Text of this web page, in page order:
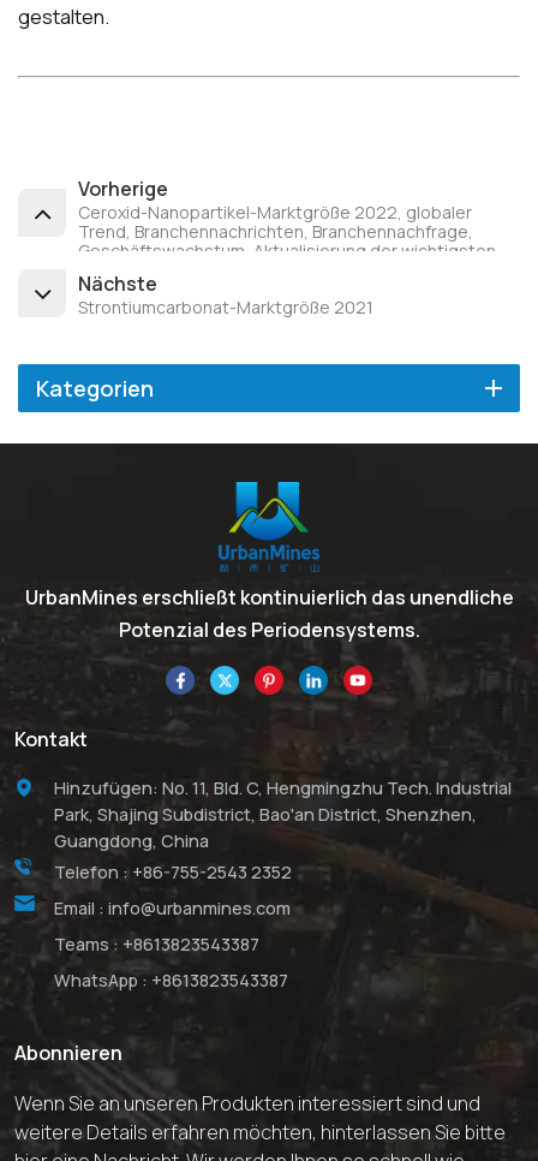
gestalten.
Vorherige
Ceroxid-Nanopartikel-Marktgröße 2022, globaler
Trend, Branchennachrichten, Branchennachfrage,
Geschäftswachstum, Aktualisierung der wichtigsten
Forschungsmethodik nach Prognose bis 2027
Nächste
Strontiumcarbonat-Marktgröße 2021
Kategorien
UrbanMines erschließt kontinuierlich das unendliche
Potenzial des Periodensystems.
Kontakt
Hinzufügen: No. 11, Bld. C, Hengmingzhu Tech. Industrial
Park, Shajing Subdistrict, Bao'an District, Shenzhen,
Guangdong, China
Telefon : +86-755-2543 2352
Email : info@urbanmines.com
Teams : +8613823543387
WhatsApp : +8613823543387
Abonnieren
Wenn Sie an unseren Produkten interessiert sind und
weitere Details erfahren möchten, hinterlassen Sie bitte